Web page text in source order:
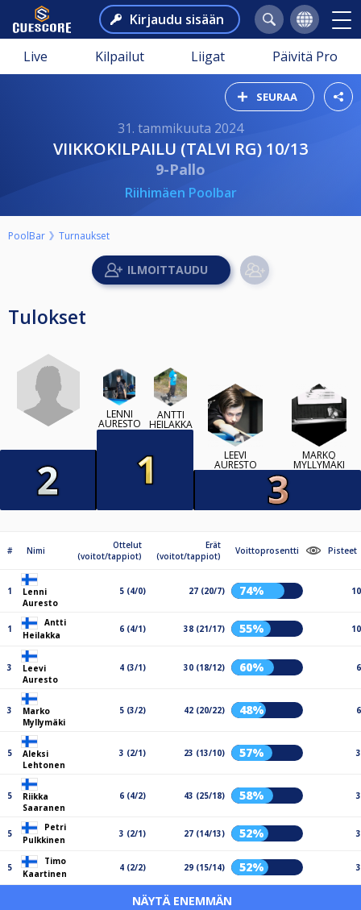
Kirjaudu sisään
Live Kilpailut Liigat Päivitä Pro
SEURAA
31. tammikuuta 2024
VIIKKOKILPAILU (TALVI RG) 10/13
9-Pallo
Riihimäen Poolbar
PoolBar Turnaukset
Tulokset
LENNI
AURESTO
ANTTI
HEILAKKA
LEEVI
AURESTO
MARKO
MYLLYMÄKI
# Nimi
Ottelut
(voitot/tappiot)
Erät
(voitot/tappiot)
Voittoprosentti Pisteet
1
Lenni
Auresto
5 (4/0) 27 (20/7) 74% 10
1
Antti
Heilakka
6 (4/1) 38 (21/17) 55% 10
3
Leevi
Auresto
4 (3/1) 30 (18/12) 60% 6
3
Marko
Myllymäki
5 (3/2) 42 (20/22) 48% 6
5
Aleksi
Lehtonen
3 (2/1) 23 (13/10) 57% 3
5
Riikka
Saaranen
6 (4/2) 43 (25/18) 58% 3
5
Petri
Pulkkinen
3 (2/1) 27 (14/13) 52% 3
5
Timo
Kaartinen
4 (2/2) 29 (15/14) 52% 3
NÄYTÄ ENEMMÄN